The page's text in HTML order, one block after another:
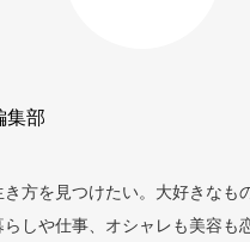
集部
き方を見つけたい。大好きなも
しや仕事、オシャレも美容も